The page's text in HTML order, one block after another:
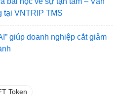
tại VNTRIP TMS
giúp doanh nghiệp cắt giảm
Token